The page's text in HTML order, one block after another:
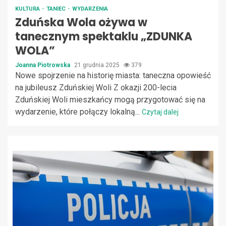
KULTURA TANIEC WYDARZENIA
Zduńska Wola ożywa w
tanecznym spektaklu „ZDUNKA
WOLA”
Joanna Piotrowska 21 grudnia 2025 379
Nowe spojrzenie na historię miasta: taneczna opowieść
na jubileusz Zduńskiej Woli Z okazji 200-lecia
Zduńskiej Woli mieszkańcy mogą przygotować się na
wydarzenie, które połączy lokalną... Czytaj dalej